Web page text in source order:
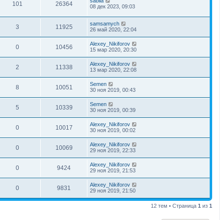
101 26364
08 дек 2023, 09:03
3 11925
samsamych
26 май 2020, 22:04
0 10456
Alexey_Nikiforov
15 мар 2020, 20:30
2 11338
Alexey_Nikiforov
13 мар 2020, 22:08
8 10051
Semen
30 ноя 2019, 00:43
5 10339
Semen
30 ноя 2019, 00:39
0 10017
Alexey_Nikiforov
30 ноя 2019, 00:02
0 10069
Alexey_Nikiforov
29 ноя 2019, 22:33
0 9424
Alexey_Nikiforov
29 ноя 2019, 21:53
0 9831
Alexey_Nikiforov
29 ноя 2019, 21:50
12 тем • Страница 1 из 1